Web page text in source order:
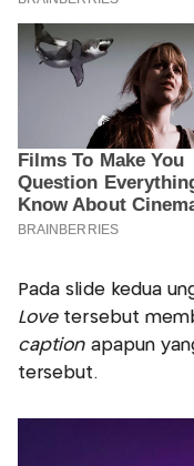
Pada slide kedua
Love tersebut
captionapapun
tersebut.